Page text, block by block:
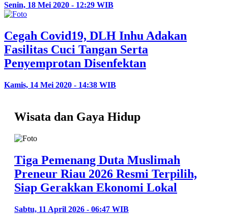
Senin, 18 Mei 2020 - 12:29 WIB
Cegah Covid19, DLH Inhu Adakan
Fasilitas Cuci Tangan Serta
Penyemprotan Disenfektan
Kamis, 14 Mei 2020 - 14:38 WIB
Wisata dan Gaya Hidup
Tiga Pemenang Duta Muslimah
Preneur Riau 2026 Resmi Terpilih,
Siap Gerakkan Ekonomi Lokal
Sabtu, 11 April 2026 - 06:47 WIB